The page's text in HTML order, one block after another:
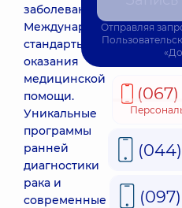
заболеваний.
Международные
стандарты
оказания
медицинской
помощи.
Уникальные
программы
ранней
диагностики
рака и
современные
Отправляя